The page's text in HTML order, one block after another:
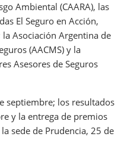
Ambiental (CAARA), las
El Seguro en Acción,
la Asociación Argentina de
(AACMS) y la
Asesores de Seguros
septiembre; los resultados
y la entrega de premios
sede de Prudencia, 25 de